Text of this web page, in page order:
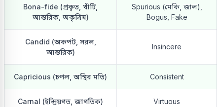
Bona-fide (প্রকৃত, খাঁটি,
আন্তরিক, অকৃত্রিম)
Spurious (মেকি, জাল),
Bogus, Fake
Candid (অকপট, সরল,
আন্তরিক)
Insincere
Capricious (চপল, অস্থির মতি) Consistent
Carnal (ইন্দ্রিয়গত, জাগতিক) Virtuous